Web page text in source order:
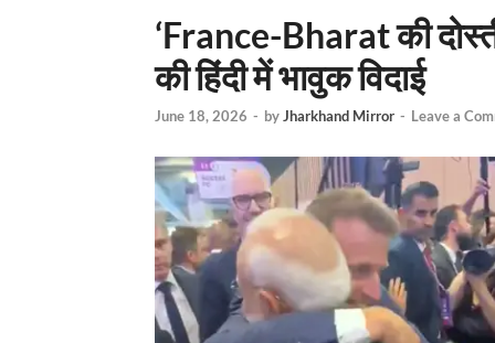
‘France-Bharat की
की हिंदी में भावुक विदाई
June 18, 2026 - byJharkhand Mirror - Leave a